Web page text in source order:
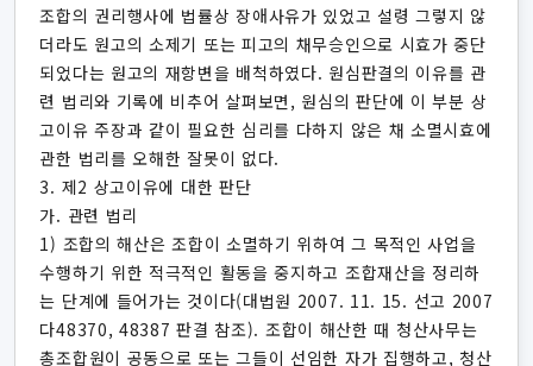
조합의 권리행사에 법률상 장애사유가 있었고 설령 그렇지 않
더라도 원고의 소제기 또는 피고의 채무승인으로 시효가 중단
되었다는 원고의 재항변을 배척하였다. 원심판결의 이유를 관
련 법리와 기록에 비추어 살펴보면, 원심의 판단에 이 부분 상
고이유 주장과 같이 필요한 심리를 다하지 않은 채 소멸시효에
관한 법리를 오해한 잘못이 없다.
3. 제2 상고이유에 대한 판단
가. 관련 법리
1) 조합의 해산은 조합이 소멸하기 위하여 그 목적인 사업을
수행하기 위한 적극적인 활동을 중지하고 조합재산을 정리하
는 단계에 들어가는 것이다(대법원 2007. 11. 15. 선고 2007
다48370, 48387 판결 참조). 조합이 해산한 때 청산사무는
총조합원이 공동으로 또는 그들이 선임한 자가 집행하고, 청산